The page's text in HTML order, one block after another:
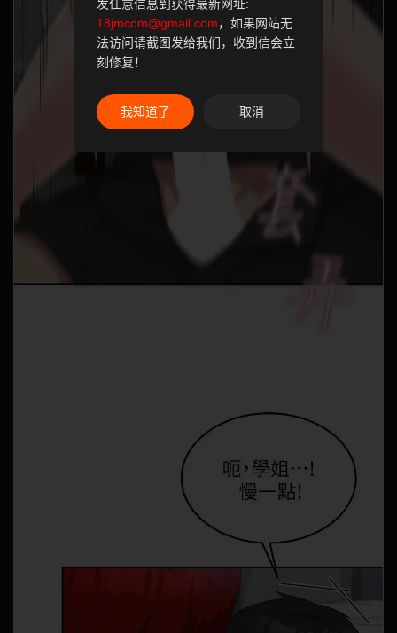
发任意信息到获得最新网址:
18jmcom@gmail.com，如果网站无
法访问请截图发给我们，收到信会立
刻修复！
我知道了 取消